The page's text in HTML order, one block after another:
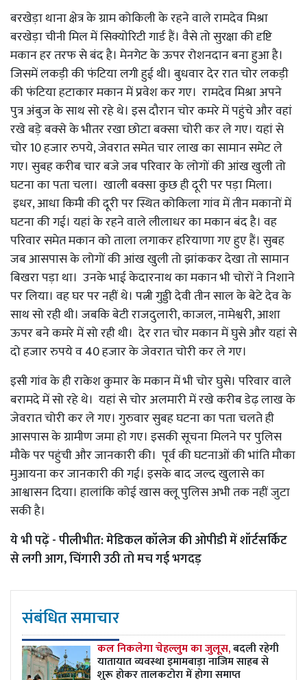
बरखेड़ा थाना क्षेत्र के ग्राम कोकिली के रहने वाले रामदेव मिश्रा
बरखेड़ा चीनी मिल में सिक्योरिटी गार्ड हैं। वैसे तो सुरक्षा की दृष्टि
मकान हर तरफ से बंद है। मेनगेट के ऊपर रोशनदान बना हुआ है।
जिसमें लकड़ी की फंटिया लगी हुई थी। बुधवार देर रात चोर लकड़ी
की फंटिया हटाकार मकान में प्रवेश कर गए। रामदेव मिश्रा अपने
पुत्र अंबुज के साथ सो रहे थे। इस दौरान चोर कमरे में पहुंचे और वहां
रखे बड़े बक्से के भीतर रखा छोटा बक्सा चोरी कर ले गए। यहां से
चोर 10 हजार रुपये, जेवरात समेत चार लाख का सामान समेट ले
गए। सुबह करीब चार बजे जब परिवार के लोगों की आंख खुली तो
घटना का पता चला। खाली बक्सा कुछ ही दूरी पर पड़ा मिला।
इधर, आधा किमी की दूरी पर स्थित कोकिला गांव में तीन मकानों में
घटना की गई। यहां के रहने वाले लीलाधर का मकान बंद है। वह
परिवार समेत मकान को ताला लगाकर हरियाणा गए हुए हैं। सुबह
जब आसपास के लोगों की आंख खुली तो झांककर देखा तो सामान
बिखरा पड़ा था। उनके भाई केदारनाथ का मकान भी चोरों ने निशाने
पर लिया। वह घर पर नहीं थे। पत्नी गुड्डी देवी तीन साल के बेटे देव के
साथ सो रही थी। जबकि बेटी राजदुलारी, काजल, नामेश्वरी, आशा
ऊपर बने कमरे में सो रही थी। देर रात चोर मकान में घुसे और यहां से
दो हजार रुपये व 40 हजार के जेवरात चोरी कर ले गए।
इसी गांव के ही राकेश कुमार के मकान में भी चोर घुसे। परिवार वाले
बरामदे में सो रहे थे। यहां से चोर अलमारी में रखे करीब डेढ़ लाख के
जेवरात चोरी कर ले गए। गुरुवार सुबह घटना का पता चलते ही
आसपास के ग्रामीण जमा हो गए। इसकी सूचना मिलने पर पुलिस
मौके पर पहुंची और जानकारी की। पूर्व की घटनाओं की भांति मौका
मुआयना कर जानकारी की गई। इसके बाद जल्द खुलासे का
आश्वासन दिया। हालांकि कोई खास क्लू पुलिस अभी तक नहीं जुटा
सकी है।
ये भी पढ़ें -पीलीभीत: मेडिकल कॉलेज की ओपीडी में शॉर्टसर्किट
से लगी आग, चिंगारी उठी तो मच गई भगदड़
संबंधित समाचार
कल निकलेगा चेहल्लुम का जुलूस,बदली रहेगी
यातायात व्यवस्था इमामबाड़ा नाजिम साहब से
शुरू होकर तालकटोरा में होगा समाप्त